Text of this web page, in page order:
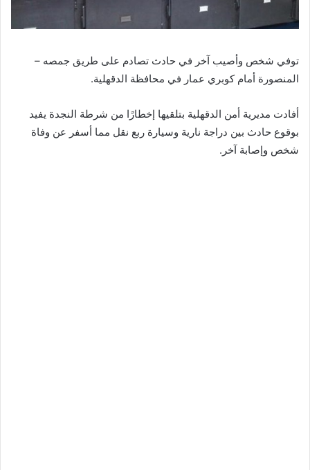
توفي شخص وأصيب آخر في حادث تصادم على طريق جمصه –
المنصورة أمام كوبري عمار في محافظة الدقهلية.
أفادت مديرية أمن الدقهلية بتلقيها إخطارًا من شرطة النجدة يفيد
بوقوع حادث بين دراجة نارية وسيارة ربع نقل مما أسفر عن وفاة
شخص وإصابة آخر.